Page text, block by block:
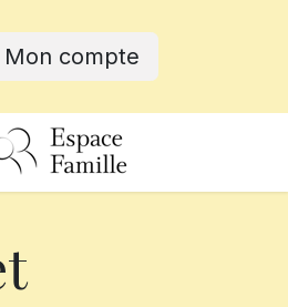
Mon compte